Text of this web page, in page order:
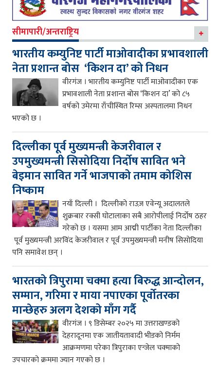
सीमापारी/अन्तराष्ट्रिय
भारतीय कम्युनिष्ट पार्टी माओवादीका प्रभावशाली
नेता प्रशान्त बोस ‘किशन दा’ को निधन
वीरगंज । भारतीय कम्युनिष्ट पार्टी माओवादीका एक
प्रभावशाली नेता प्रशान्त बोस ‘किशन दा’ को ८५
वर्षको उमेरमा राँचीस्थित रिम्स अस्पतालमा निधन
भएको छ ।
दिल्लीका पूर्व मुख्यमन्त्री केजरीवाल र
उपमुख्यमन्त्री सिसोदिया निर्दोष सावित भने
बेइमान सावित गर्ने भाजपाको तमाम कोशिस
निष्काम
नयाँ दिल्ली । दिल्लीको राउज़ एवेन्यू अदालतले
शुक्रबार रक्सी घोटालाका सबै आरोपीलाई निर्दोष ठहर
गरेको छ । यसमा आम आद्मी पार्टीका नेता दिल्लीका
पूर्व मुख्यमन्त्री अरविंद केजरीवाल र पूर्व उपमुख्यमन्त्री मनीष सिसोदिया
पनि समावेश छन् ।
भारतको त्रिपुरामा चक्मा हत्या बिरुद्ध आन्दोलन,
सम्मान, गरिमा र माया नपाएका पूर्वोतरका
मान्छेहरु अलग देशको माँग गर्दै
वीरगंज । ९ डिसेम्बर २०२५ मा उत्तराखण्डको
देहरादूनमा एक जातीयतावादी भीडको निर्मम
आक्रमणमा परेका त्रिपुराका एन्जेल चक्माको
उपचारको क्रममा ज्यान गएको छ ।